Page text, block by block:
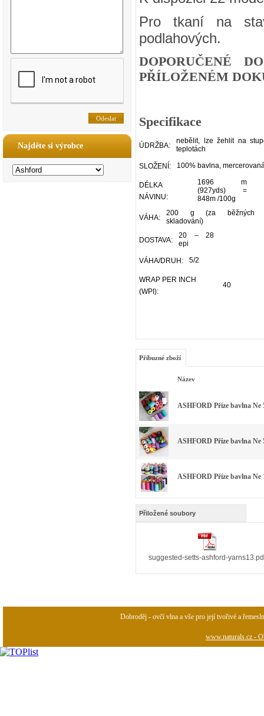
Najděte si výrobce
Pro tkaní na
podlahových.
DOPORUČENÉ
PŘÍLOŽENÉM
Specifikace
ÚDRŽBA:
nebělit, lze žehlit na
teplotách
SLOŽENÍ: 100% bavlna,
DÉLKA
NÁVINU:
1696 m
(927yds) =
848m /100g
VÁHA:
200 g (za běžných
skladování)
DOSTAVA:
20 – 28
epi
VÁHA/DRUH: 5/2
WRAP PER INCH
(WPI):
40
Příbuzné zboží
Název
ASHFORD Příze bavlna Ne
ASHFORD Příze bavlna Ne
ASHFORD Příze bavlna Ne
Přiložené soubory
suggested-setts-ashford-
Dobroděj - ovčí vlna a vše pro její tvořivé a
www.naturals.cz -